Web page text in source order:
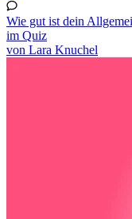
Wie gut ist dein
im Quiz
von Lara Knuchel